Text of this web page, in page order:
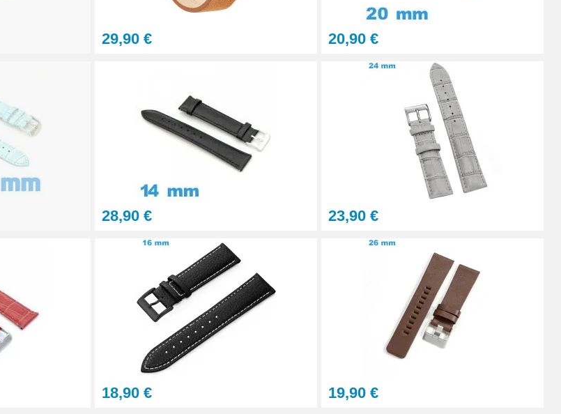
Ajouter au panier
Ajouter au panier
Ajouter au panier
Ajouter au panier
Ajouter au panier
29,90 € 20,90 €
28,90 € 23,90 €
18,90 € 19,90 €